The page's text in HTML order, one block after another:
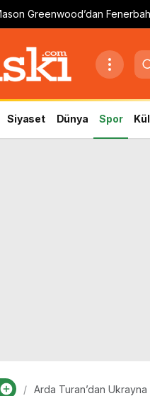
Greenwood’dan
Siyaset Dünya Spor
Arda Turan’dan